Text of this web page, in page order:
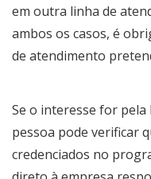
em outra linha de
ambos os casos, é
de atendimento
Se o interesse for
pessoa pode verificar
credenciados no